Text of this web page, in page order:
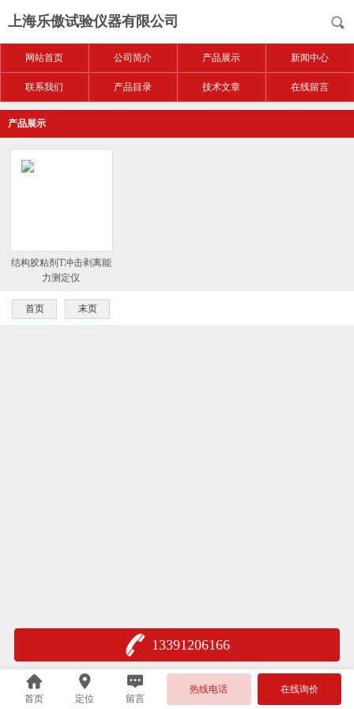
上海乐傲试验仪器有限公司
网站首页 公司简介 产品展示 新闻中心
联系我们 产品目录 技术文章 在线留言
产品展示
结构胶粘剂T冲击剥离能
力测定仪
首页 末页
13391206166
首页 定位 留言
热线电话 在线询价